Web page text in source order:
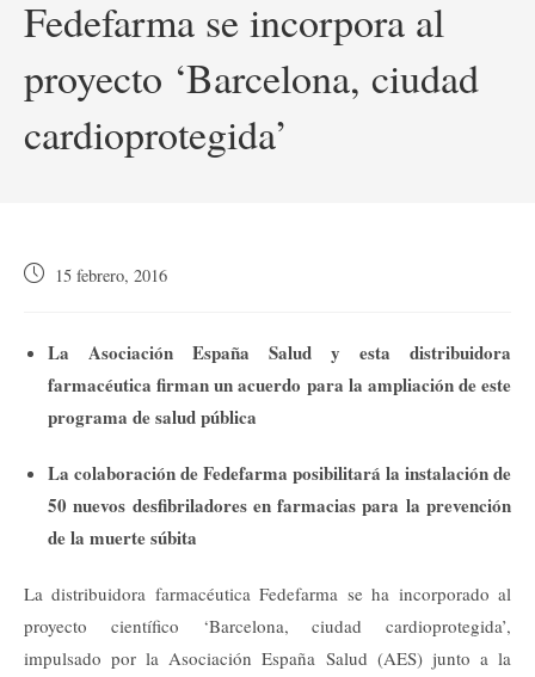
Fedefarma se incorpora al
proyecto ‘Barcelona, ciudad
cardioprotegida’
Publicación
entrada:
15 febrero, 2016
La Asociación España Salud y esta distribuidora
farmacéutica firman un acuerdo para la ampliación de este
programa de salud pública
La colaboración de Fedefarma posibilitará la instalación de
50 nuevos desfibriladores en farmacias para la prevención
de la muerte súbita
La distribuidora farmacéutica Fedefarma se ha incorporado al
proyecto científico ‘Barcelona, ciudad cardioprotegida’,
impulsado por la Asociación España Salud (AES) junto a la